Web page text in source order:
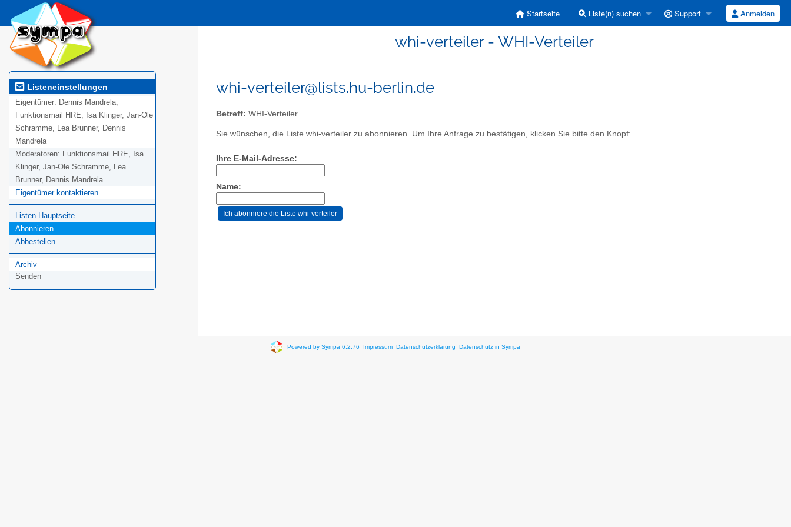
Startseite Liste(n) suchen Support Anmelden
whi-verteiler - WHI-Verteiler
Listeneinstellungen
Eigentümer: Dennis Mandrela,
Funktionsmail HRE, Isa Klinger, Jan-Ole
Schramme, Lea Brunner, Dennis
Mandrela
Moderatoren: Funktionsmail HRE, Isa
Klinger, Jan-Ole Schramme, Lea
Brunner, Dennis Mandrela
Eigentümer kontaktieren
Listen-Hauptseite
Abonnieren
Abbestellen
Archiv
Senden
whi-verteiler@lists.hu-berlin.de
Betreff: WHI-Verteiler
Sie wünschen, die Liste whi-verteiler zu abonnieren. Um Ihre Anfrage zu bestätigen, klicken Sie bitte den Knopf:
Ihre E-Mail-Adresse:
Name:
Powered by Sympa 6.2.76 Impressum Datenschutzerklärung Datenschutz in Sympa